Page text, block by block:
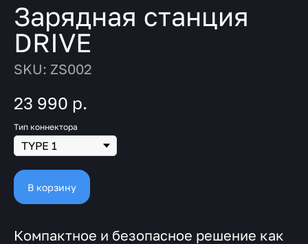
Зарядная станция
DRIVE
SKU: ZS002
23 990 р.
Тип коннектора
В корзину
Компактное и безопасное решение как